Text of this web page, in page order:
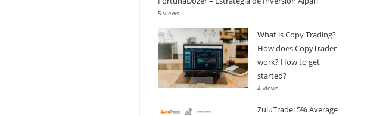
5 views
What is Copy Trading?
How does CopyTrader
work? How to get
started?
4 views
ZuluTrade: 5% Average